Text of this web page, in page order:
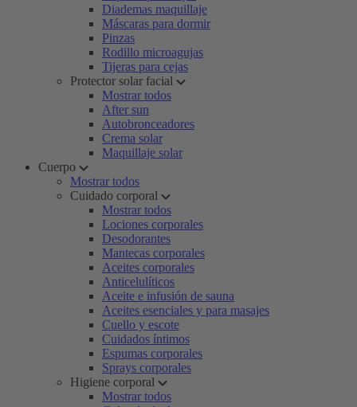
Diademas maquillaje
Máscaras para dormir
Pinzas
Rodillo microagujas
Tijeras para cejas
Protector solar facial
Mostrar todos
After sun
Autobronceadores
Crema solar
Maquillaje solar
Cuerpo
Mostrar todos
Cuidado corporal
Mostrar todos
Lociones corporales
Desodorantes
Mantecas corporales
Aceites corporales
Anticelulíticos
Aceite e infusión de sauna
Aceites esenciales y para masajes
Cuello y escote
Cuidados íntimos
Espumas corporales
Sprays corporales
Higiene corporal
Mostrar todos